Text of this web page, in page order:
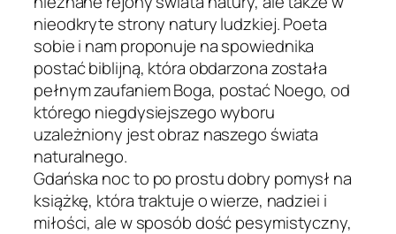
nieodkryte strony natury ludzkiej. Poeta
sobie i nam proponuje na spowiednika
postać biblijną, która obdarzona została
pełnym zaufaniem Boga, postać Noego, od
którego niegdysiejszego wyboru
uzależniony jest obraz naszego świata
naturalnego.
Gdańska noc to po prostu dobry pomysł na
książkę, która traktuje o wierze, nadziei i
miłości, ale w sposób dość pesymistyczny,